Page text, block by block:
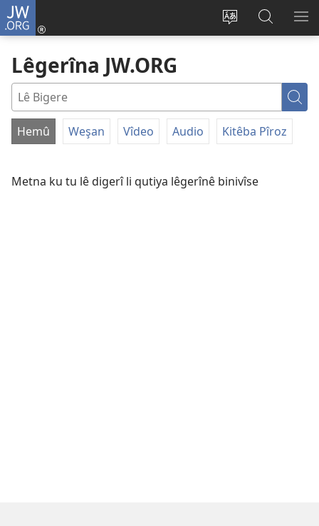
JW.ORG
Zimanê
Têkeve
(opens
Lêgerîna
Lêgerîna JW.ORG
Lê
FILTER
Hemû Weşan Vîdeo Audio Kitêba Pîroz
Metna ku tu lê digerî li qutiya lêgerînê binivîse